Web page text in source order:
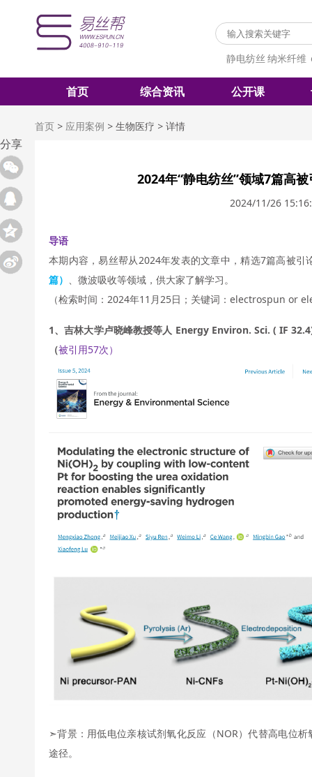
静电纺丝 纳米纤维
首页 综合资讯 公开课
首页 > 应用案例 > 生物医疗 > 详情
2024年“静电纺丝”领域7篇高
2024/11/26
导语
本期内容，易丝帮从2024年发表的文章中，精选7篇高被引
篇） 、微波吸收等领域，供大家了解学习。
（检索时间：2024年11月25日；关键词：electrospun or
1、吉林大学卢晓峰教授等人 Energy Environ. Sci. ( IF
（被引用57次）
➣背景：用低电位亲核试剂氧化反应（NOR）代替高电位
途径。
分享